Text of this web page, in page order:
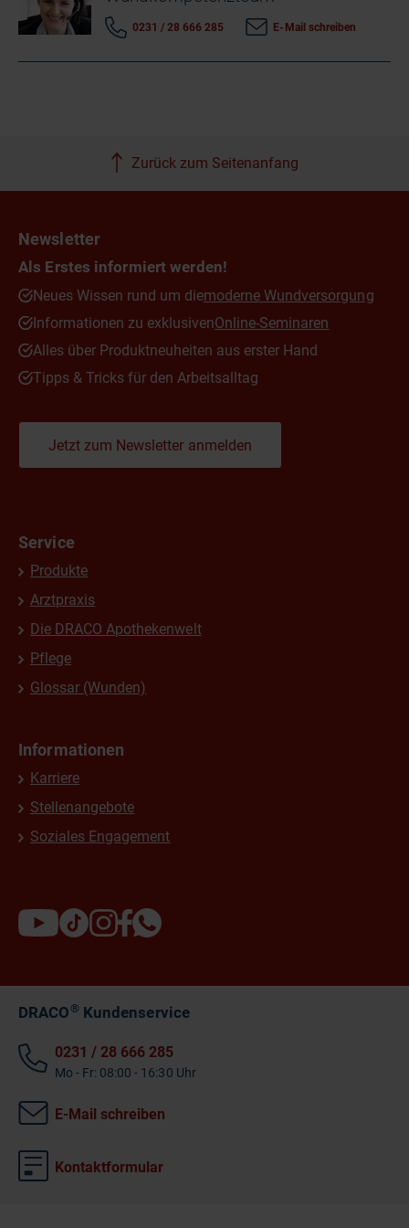
0231 / 28 666 285 E-Mail schreiben
Zurück zum Seitenanfang
Newsletter
Als Erstes informiert werden!
Neues Wissen rund um diemoderne Wundversorgung
Informationen zu exklusivenOnline-Seminaren
Alles über Produktneuheiten aus erster Hand
Tipps & Tricks für den Arbeitsalltag
Jetzt zum Newsletter anmelden
Service
Produkte
Arztpraxis
Die DRACO Apothekenwelt
Pflege
Glossar (Wunden)
Informationen
Karriere
Stellenangebote
Soziales Engagement
DRACO®Kundenservice
0231 / 28 666 285
Mo - Fr: 08:00 - 16:30 Uhr
E-Mail schreiben
Kontaktformular